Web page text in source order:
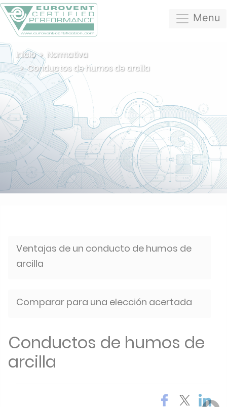
Menu
Inicio
Normativa
Conductos de humos de arcilla
Ventajas de un conducto de humos de
arcilla
Comparar para una elección acertada
Conductos de humos de
arcilla